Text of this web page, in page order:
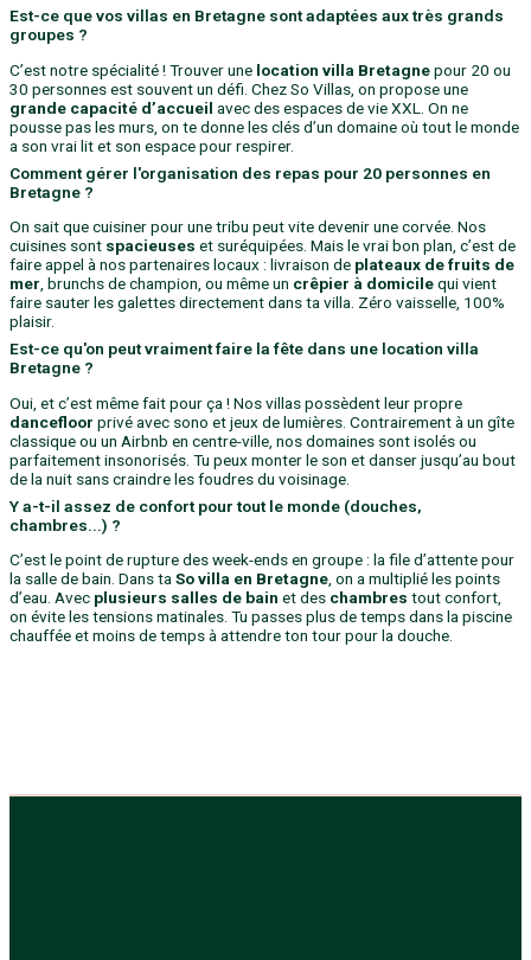
Est-ce que vos villas en Bretagne sont adaptées aux très grands
groupes ?
C’est notre spécialité ! Trouver une location villa Bretagnepour 20 ou
30 personnes est souvent un défi. Chez So Villas, on propose une
grande capacité d’accueil avec des espaces de vie XXL. On ne
pousse pas les murs, on te donne les clés d’un domaine où tout le monde
a son vrai lit et son espace pour respirer.
Comment gérer l'organisation des repas pour 20 personnes en
Bretagne ?
On sait que cuisiner pour une tribu peut vite devenir une corvée. Nos
cuisines sont spacieuses et suréquipées. Mais le vrai bon plan, c’est de
faire appel à nos partenaires locaux : livraison de plateaux de fruits de
mer , brunchs de champion, ou même un crêpier à domicilequi vient
faire sauter les galettes directement dans ta villa. Zéro vaisselle, 100%
plaisir.
Est-ce qu'on peut vraiment faire la fête dans une location villa
Bretagne ?
Oui, et c’est même fait pour ça ! Nos villas possèdent leur propre
dancefloor privé avec sono et jeux de lumières. Contrairement à un gîte
classique ou un Airbnb en centre-ville, nos domaines sont isolés ou
parfaitement insonorisés. Tu peux monter le son et danser jusqu’au bout
de la nuit sans craindre les foudres du voisinage.
Y a-t-il assez de confort pour tout le monde (douches,
chambres...) ?
C’est le point de rupture des week-ends en groupe : la file d’attente pour
la salle de bain. Dans ta So villa en Bretagne , on a multiplié les points
d’eau. Avec plusieurs salles de bain et des chambres tout confort,
on évite les tensions matinales. Tu passes plus de temps dans la piscine
chauffée et moins de temps à attendre ton tour pour la douche.